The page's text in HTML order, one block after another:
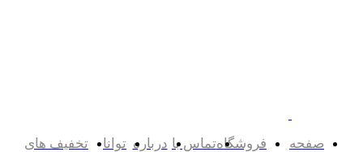
صفحه
فروشگاهتماس با درباره توانا
تخفیف های